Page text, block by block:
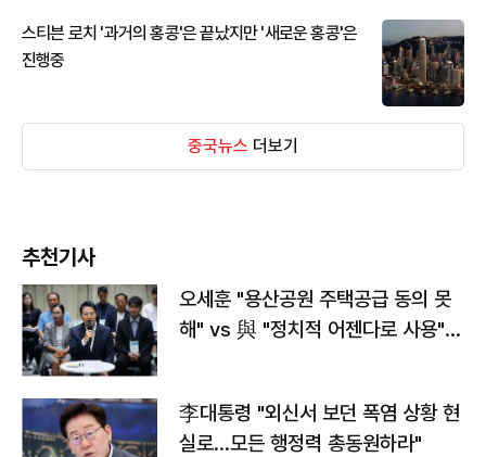
스티븐 로치 '과거의 홍콩'은 끝났지만 '새로운 홍콩'은
진행중
중국뉴스 더보기
추천기사
오세훈 "용산공원 주택공급 동의 못
해" vs 與 "정치적 어젠다로 사용"
李대통령 "외신서 보던 폭염 상황 현
실로…모든 행정력 총동원하라"